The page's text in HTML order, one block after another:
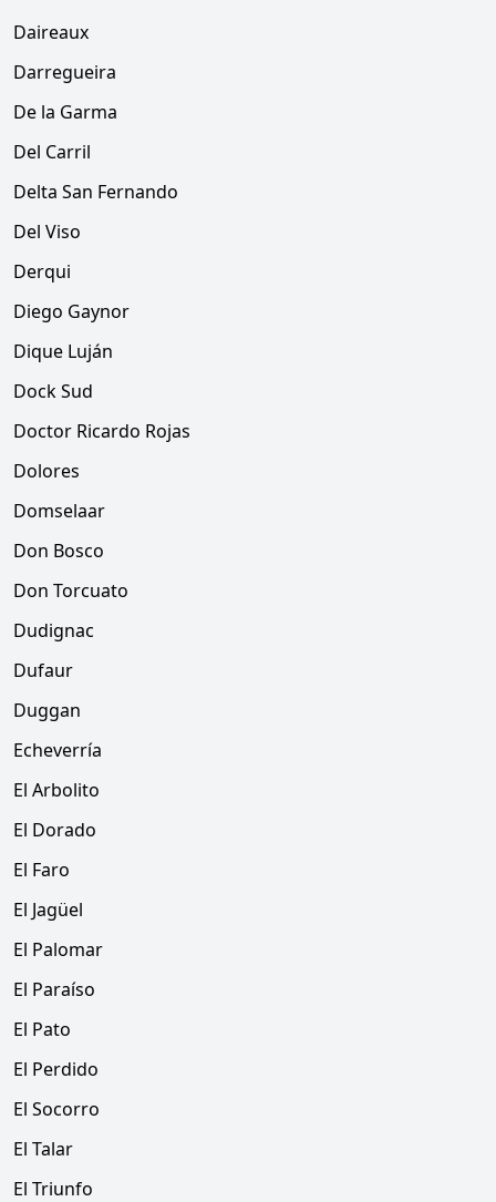
Daireaux
Darregueira
De la Garma
Del Carril
Delta San Fernando
Del Viso
Derqui
Diego Gaynor
Dique Luján
Dock Sud
Doctor Ricardo Rojas
Dolores
Domselaar
Don Bosco
Don Torcuato
Dudignac
Dufaur
Duggan
Echeverría
El Arbolito
El Dorado
El Faro
El Jagüel
El Palomar
El Paraíso
El Pato
El Perdido
El Socorro
El Talar
El Triunfo